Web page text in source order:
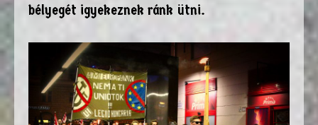
bélyegét igyekeznek ránk ütni.